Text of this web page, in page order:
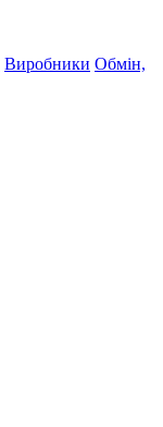
Виробники Обмін,